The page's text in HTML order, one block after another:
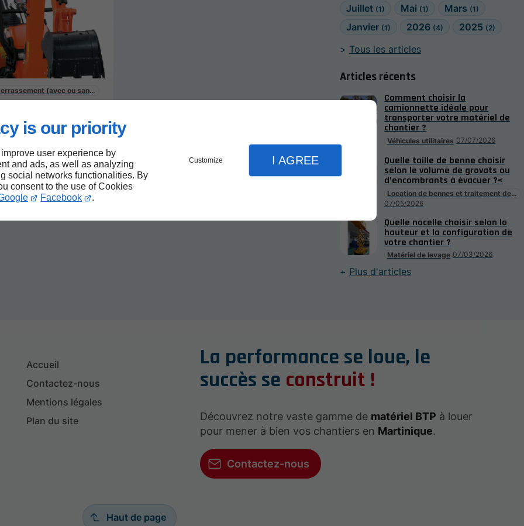
is our priority
user experience by
and ads, as well as analyzing
social networks functionalities. By
consent to the use of Cookies
Facebook .
Customize I AGREE
Juillet (1) Mai (1) Mars (1)
Janvier (1) 2026 (4) 2025 (2)
Tous les articles
Articles récents
Véhicules utilitaires 07/07/2026
Comment choisir la
camionnette idéale pour
transporter votre matériel de
chantier ?
Location de bennes et traitement de déchet
07/05/2026
Quelle taille de benne choisir
selon le volume de gravats ou
d’encombrants à évacuer ?<
Matériel de levage 07/03/2026
Quelle nacelle choisir selon la
hauteur et la configuration de
votre chantier ?
Plus d'articles
(avec ou sans opérateur)
d’excavation
du sol ?
Accueil
Contactez-nous
Mentions légales
Plan du site
La performance se loue, le
succès se construit !
Découvrez notre vaste gamme de matériel BTP à louer
pour mener à bien vos chantiers en Martinique.
Contactez-nous
Haut de page